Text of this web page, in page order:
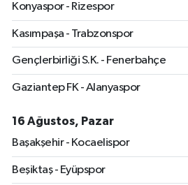
Konyaspor - Rizespor
Kasımpaşa - Trabzonspor
Gençlerbirliği S.K. - Fenerbahçe
Gaziantep FK - Alanyaspor
16 Ağustos, Pazar
Başakşehir - Kocaelispor
Beşiktaş - Eyüpspor